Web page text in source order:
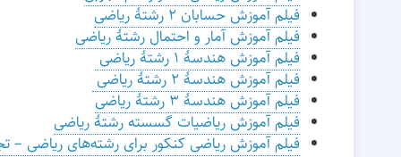
فیلم آموزش حسابان ۲ رشتۀ ریاضی
فیلم آموزش آمار و احتمال رشتۀ ریاضی
فیلم آموزش هندسۀ ۱ رشتۀ ریاضی
فیلم آموزش هندسۀ ۲ رشتۀ ریاضی
فیلم آموزش هندسۀ ۳ رشتۀ ریاضی
فیلم آموزش ریاضیات گسسته رشتۀ ریاضی
فیلم آموزش ریاضی کنکور برای رشته‌های ریاضی –